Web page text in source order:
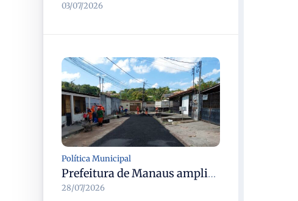
03/07/2026
Política Municipal
Prefeitura de Manaus amplia recuperação asfáltica na rua Araci para melhorar mobilidade e segurança
28/07/2026